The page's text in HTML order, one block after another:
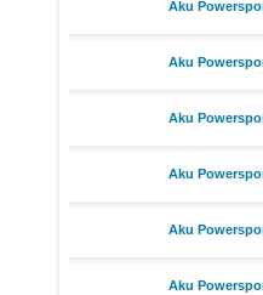
Aku
Aku
Aku
Aku
Aku
Aku